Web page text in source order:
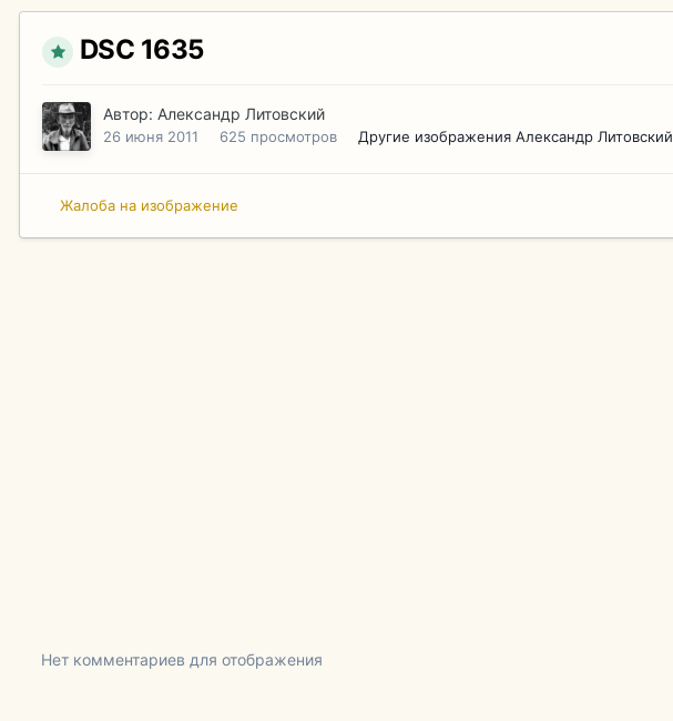
DSC 1635
Автор: Александр Литовский
26 июня 2011 625 просмотров Другие изображения Александр Литовский
Жалоба на изображение
Нет комментариев для отображения